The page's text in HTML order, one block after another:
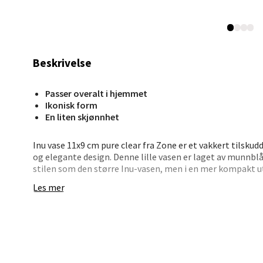
Beskrivelse
Passer overalt i hjemmet
Ikonisk form
En liten skjønnhet
Inu vase 11x9 cm pure clear fra Zone er et vakkert
og elegante design. Denne lille vasen er laget av
stilen som den større Inu-vasen, men i en mer kompakt
dekorative elementer.
Les mer
Åpent